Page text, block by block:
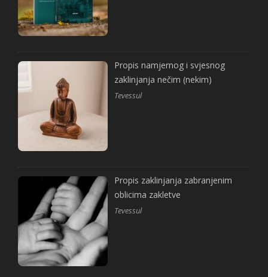
Propis namjernog i svjesnog
zaklinjanja nečim (nekim)
Tevessul
Propis zaklinjanja zabranjenim
oblicima zakletve
Tevessul